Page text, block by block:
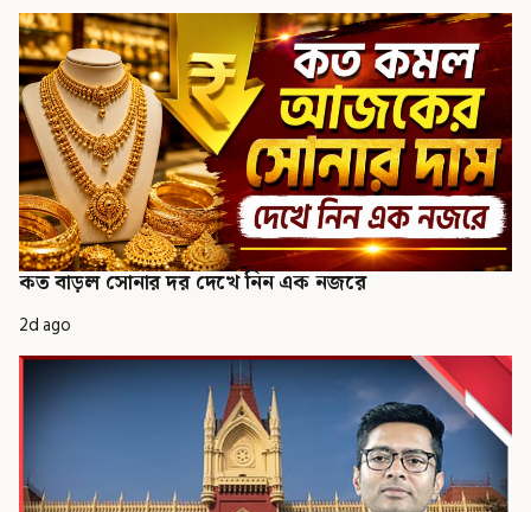
কত বাড়ল সোনার দর দেখে নিন এক নজরে
2d ago